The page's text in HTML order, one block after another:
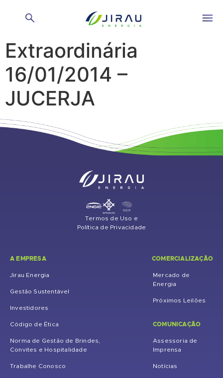
Ata Assembleia Geral
Extraordinária
16/01/2014 –
JUCERJA
Termos de Uso e
Política de Privacidade
A EMPRESA
Jirau Energia
Gestão Sustentável
Investidores
Código de Ética
Norma de Gestão de Brindes,
Convites e Hospitalidade
Trabalhe Conosco
COMERCIALIZAÇÃO
Mercado de
Energia
Próximos Leilões
COMUNICAÇÃO
Assessoria de
Imprensa
Notícias